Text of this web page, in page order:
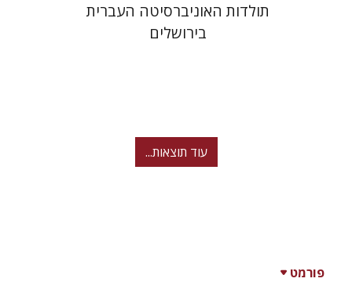
פורמט
תולדות האוניברסיטה העברית
בירושלים
עוד תוצאות...